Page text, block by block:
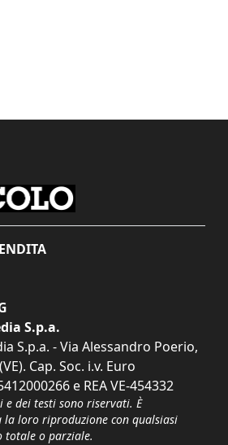
S.p.a.
S.p.a. - Via Alessandro Poerio,
Cap. Soc. i.v. Euro
e REA VE-454332
dei testi sono riservati. È
la loro riproduzione con qualsiasi
totale o parziale.